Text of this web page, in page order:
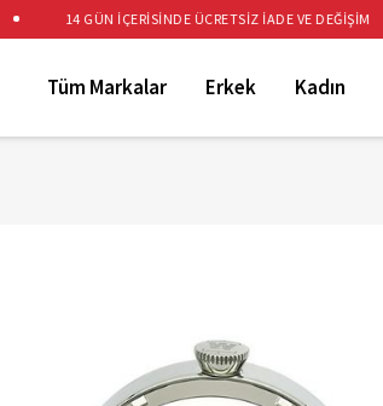
14 GÜN İÇERİSİNDE ÜCRETSİZ İADE VE DEĞİŞİM
Tüm Markalar Erkek Kadın